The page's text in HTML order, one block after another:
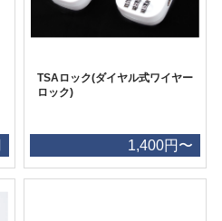
TSAロック(ダイヤル式ワイヤー
ロック)
1,400円〜